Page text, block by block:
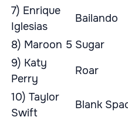
7) Enrique
Iglesias
Bailando
8) Maroon 5 Sugar
9) Katy
Perry
Roar
10) Taylor
Swift
Blank